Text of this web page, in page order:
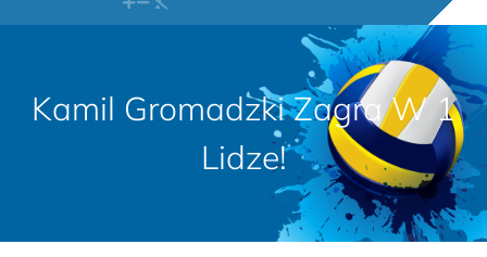
Kamil Gromadzki Zagra W 1
Lidze!